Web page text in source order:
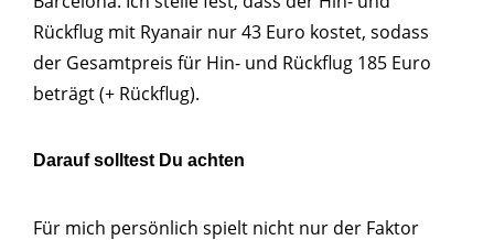
Rückflug mit Ryanair nur 43 Euro kostet, sodass
der Gesamtpreis für Hin- und Rückflug 185 Euro
beträgt (+ Rückflug).
Darauf solltest Du achten
Für mich persönlich spielt nicht nur der Faktor